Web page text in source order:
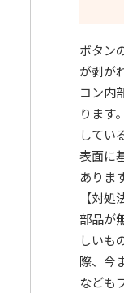
ボタン
が剥が
コン内
ります
してい
表面に
ありま
【対処
部品が
しいも
際、今
なども